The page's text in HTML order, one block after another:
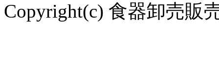
Copyright(c) 食器卸売販